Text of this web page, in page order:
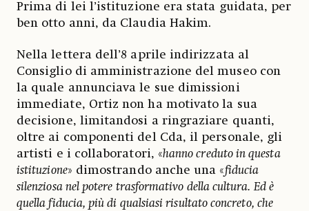
Prima di lei l’istituzione era stata guidata, per
ben otto anni, da Claudia Hakim.
Nella lettera dell’8 aprile indirizzata al
Consiglio di amministrazione del museo con
la quale annunciava le sue dimissioni
immediate, Ortiz non ha motivato la sua
decisione, limitandosi a ringraziare quanti,
oltre ai componenti del Cda, il personale, gli
artisti e i collaboratori, «hanno creduto in questa
istituzione» dimostrando anche una «fiducia
silenziosa nel potere trasformativo della cultura. Ed è
quella fiducia, più di qualsiasi risultato concreto, che